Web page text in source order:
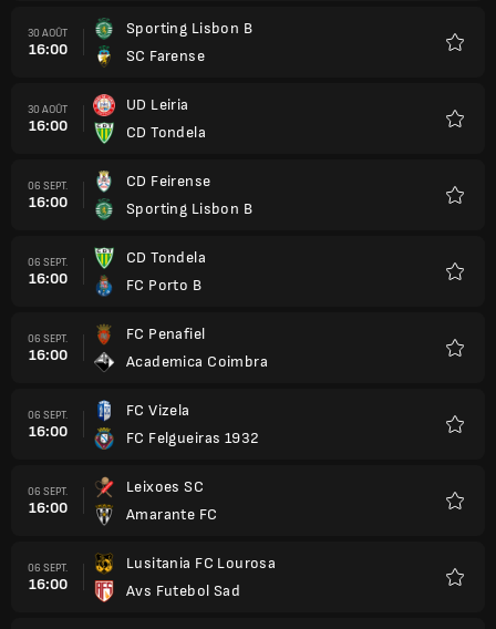
30 AOÛT
16:00
Sporting Lisbon B
SC Farense
30 AOÛT
16:00
UD Leiria
CD Tondela
06 SEPT.
16:00
CD Feirense
Sporting Lisbon B
06 SEPT.
16:00
CD Tondela
FC Porto B
06 SEPT.
16:00
FC Penafiel
Academica Coimbra
06 SEPT.
16:00
FC Vizela
FC Felgueiras 1932
06 SEPT.
16:00
Leixoes SC
Amarante FC
06 SEPT.
16:00
Lusitania FC Lourosa
Avs Futebol Sad